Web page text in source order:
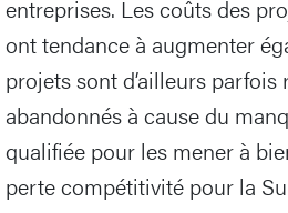
entreprises. Les coûts des
ont tendance à augmenter
projets sont d’ailleurs parfois
abandonnés à cause du
qualifiée pour les mener à
perte compétitivité pour la